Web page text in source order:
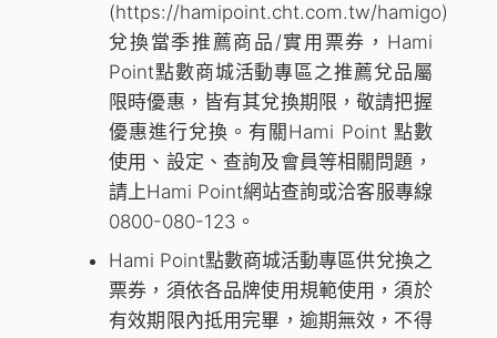
(https://hamipoint.cht.com.tw/hamigo)
兌換當季推薦商品/實用票券，Hami
Point點數商城活動專區之推薦兌品屬
限時優惠，皆有其兌換期限，敬請把握
優惠進行兌換。有關Hami Point 點數
使用、設定、查詢及會員等相關問題，
請上Hami Point網站查詢或洽客服專線
0800-080-123。
Hami Point點數商城活動專區供兌換之
票券，須依各品牌使用規範使用，須於
有效期限內抵用完畢，逾期無效，不得